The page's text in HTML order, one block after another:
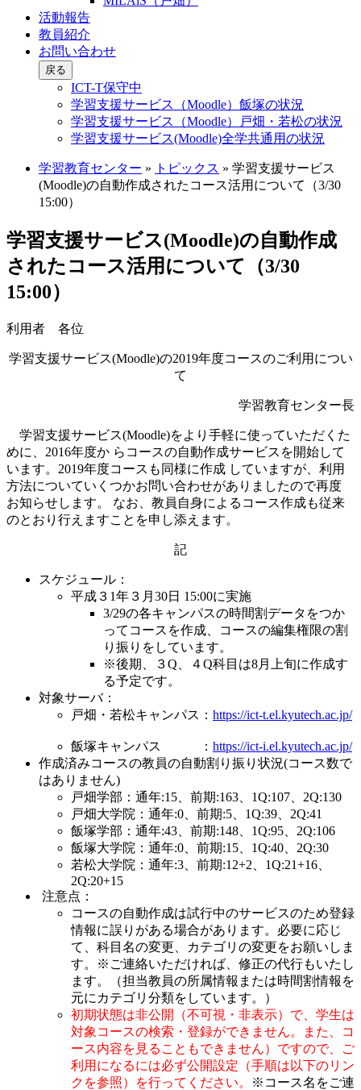
活動報告
教員紹介
お問い合わせ
戻る
ICT-T保守中
学習支援サービス（Moodle）飯塚の状況
学習支援サービス（Moodle）戸畑・若松の状況
学習支援サービス(Moodle)全学共通用の状況
学習教育センター » トピックス » 学習支援サービス
(Moodle)の自動作成されたコース活用について（3/30
15:00）
学習支援サービス(Moodle)の自動作成
されたコース活用について（3/30
15:00）
利用者 各位
学習支援サービス(Moodle)の2019年度コースのご利用につい
て
学習教育センター長
学習支援サービス(Moodle)をより手軽に使っていただくた
めに、2016年度か らコースの自動作成サービスを開始して
います。2019年度コースも同様に作成 していますが、利用
方法についていくつかお問い合わせがありましたので再度
お知らせします。 なお、教員自身によるコース作成も従来
のとおり行えますことを申し添えます。
記
スケジュール：
平成３1年３月30日 15:00に実施
3/29の各キャンパスの時間割データをつか
ってコースを作成、コースの編集権限の割
り振りをしています。
※後期、３Q、４Q科目は8月上旬に作成す
る予定です。
対象サーバ：
戸畑・若松キャンパス： https://ict-t.el.kyutech.ac.jp/
飯塚キャンパス ： https://ict-i.el.kyutech.ac.jp/
作成済みコースの教員の自動割り振り状況(コース数で
はありません)
戸畑学部：通年:15、前期:163、1Q:107、2Q:130
戸畑大学院：通年:0、前期:5、1Q:39、2Q:41
飯塚学部：通年:43、前期:148、1Q:95、2Q:106
飯塚大学院：通年:0、前期:15、1Q:40、2Q:30
若松大学院：通年:3、前期:12+2、1Q:21+16、
2Q:20+15
注意点：
コースの自動作成は試行中のサービスのため登録
情報に誤りがある場合があります。必要に応じ
て、科目名の変更、カテゴリの変更をお願いしま
す。※ご連絡いただければ、修正の代行もいたし
ます。（担当教員の所属情報または時間割情報を
元にカテゴリ分類をしています。）
初期状態は非公開（不可視・非表示）で、学生は
対象コースの検索・登録ができません。また、コ
ース内容を見ることもできません）ですので、ご
利用になるには必ず公開設定（手順は以下のリン
クを参照）を行ってください。
※コース名をご連